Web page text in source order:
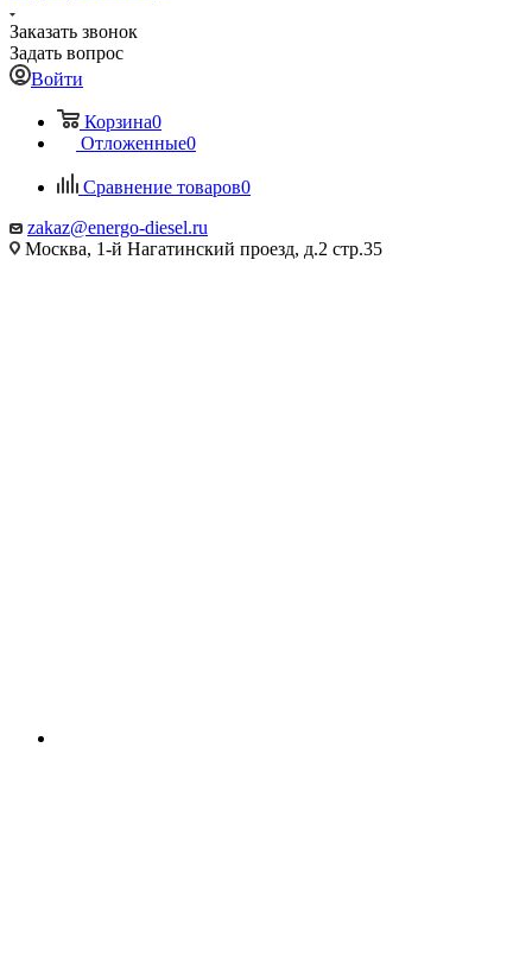
Заказать звонок
Задать вопрос
Войти
Корзина0
Отложенные0
Сравнение товаров0
zakaz@energo-diesel.ru
Москва, 1-й Нагатинский проезд, д.2 стр.35